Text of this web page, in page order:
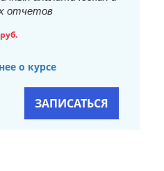
отчетов
руб.
о курсе
ЗАПИСАТЬСЯ